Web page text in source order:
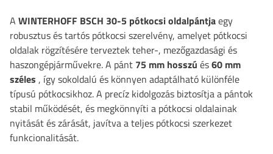
A WINTERHOFF BSCH 30-5 pótkocsi oldalpántjaegy
robusztus és tartós pótkocsi szerelvény, amelyet pótkocsi
oldalak rögzítésére terveztek teher-, mezőgazdasági és
haszongépjárművekre. A pánt 75 mm hosszú és60 mm
széles , így sokoldalú és könnyen adaptálható különféle
típusú pótkocsikhoz. A precíz kidolgozás biztosítja a pántok
stabil működését, és megkönnyíti a pótkocsi oldalainak
nyitását és zárását, javítva a teljes pótkocsi szerkezet
funkcionalitását.